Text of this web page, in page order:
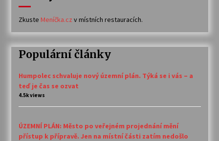
Zkuste Meníčka.cz v místních restauracích.
Populární články
Humpolec schvaluje nový územní plán. Týká se i vás – a
teď je čas se ozvat
4.5k views
ÚZEMNÍ PLÁN: Město po veřejném projednání mění
přístup k přípravě. Jen na místní části zatím nedošlo